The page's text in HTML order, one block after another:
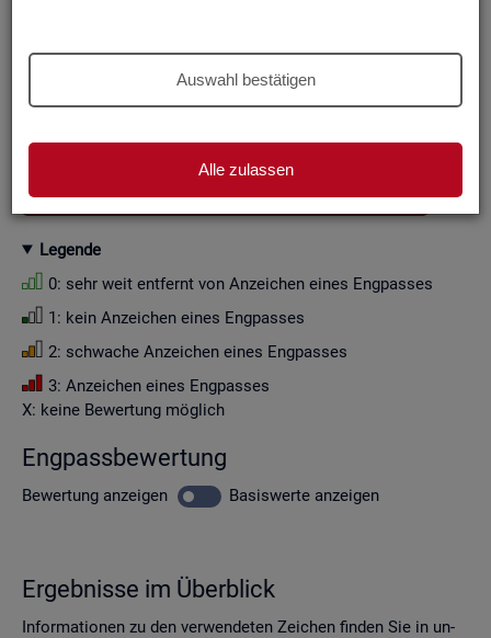
Auswahl bestätigen
Alle zulassen
Zah­len­wer­te i. d. R. auf Viel­fa­che von Zehn ge­run­det (siehe
die Fil­ter­mög­lich­kei­ten und die an­ge­zeig­ten Daten.
GESAMTDOWNLOAD ENGPASSANALYSE ALS CSV
Le­gen­de
0: sehr weit ent­fernt von An­zei­chen eines Eng­pas­ses
1: kein An­zei­chen eines Eng­pas­ses
2: schwa­che An­zei­chen eines Eng­pas­ses
3: An­zei­chen eines Eng­pas­ses
X: keine Be­wer­tung mög­lich
Eng­pass­be­wer­tung
Be­wer­tung an­zei­gen Ba­sis­wer­te an­zei­gen
Er­geb­nis­se im Über­blick
In­for­ma­tio­nen zu den ver­wen­de­ten Zei­chen fin­den Sie in un­